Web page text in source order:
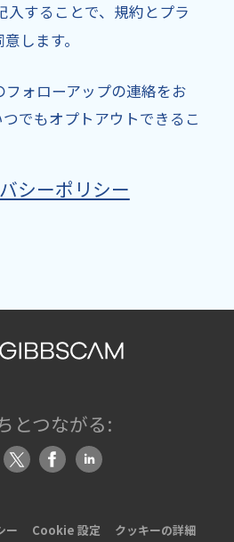
入することで、規約とプラ
します。
ォローアップの連絡をお
でもオプトアウトできるこ
シーポリシー
とつながる:
ー Cookie 設定 クッキーの詳細